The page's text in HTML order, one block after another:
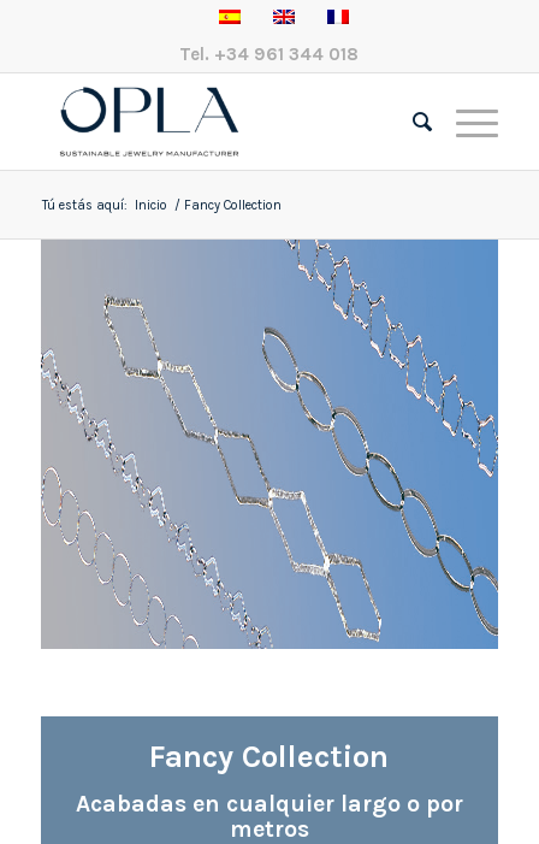
Tel. +34 961 344 018
Tú estás aquí: Inicio / Fancy Collection
Fancy Collection
Acabadas en cualquier largo o por
metros